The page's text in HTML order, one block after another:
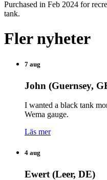
Purchased in Feb 2024 for
tank.
Fler nyheter
7 aug
John (Guernsey,
I wanted a black tank
Wema gauge.
Läs mer
4 aug
Ewert (Leer, DE)